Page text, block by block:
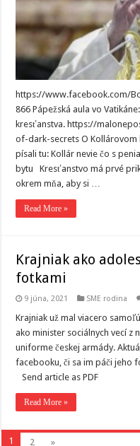
https://www.facebook.com/
866 Pápežská aula vo
kresťanstva. https://
of-dark-secrets O Kollárovom
písali tu: Kollár nevie čo s
bytu Kresťanstvo má prvé
okrem mňa, aby si …
Read More »
Krajniak ako
fotkami
9 júna, 2021 SME rodina
Krajniak už mal viacero
ako minister sociálnych vecí z
uniforme českej armády.
facebooku, či sa im páči jeho
Send article as PDF
Read More »
1 2 »